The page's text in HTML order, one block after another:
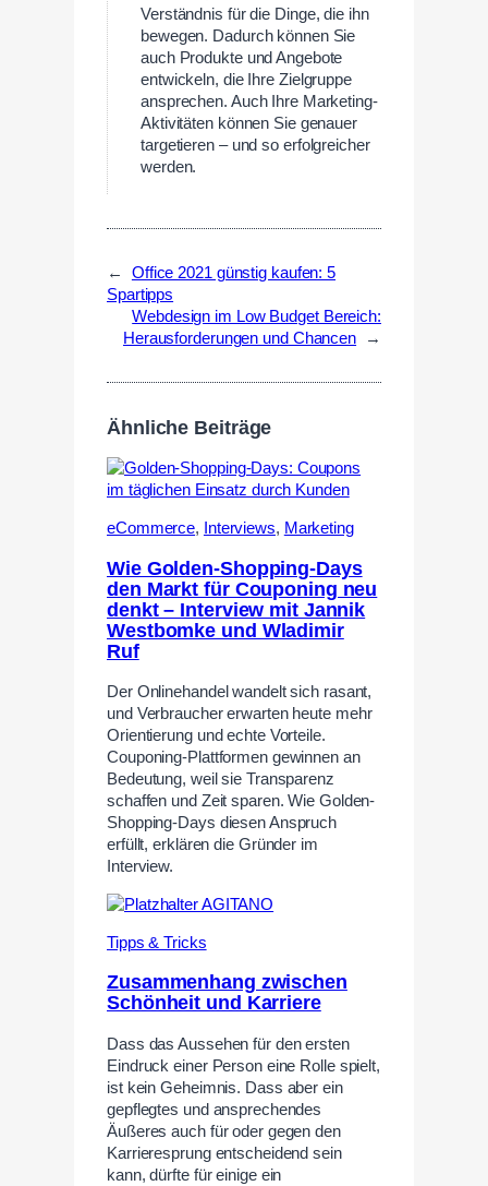
Verständnis für die Dinge, die ihn
bewegen. Dadurch können Sie
auch Produkte und Angebote
entwickeln, die Ihre Zielgruppe
ansprechen. Auch Ihre Marketing-
Aktivitäten können Sie genauer
targetieren – und so erfolgreicher
werden.
←
Office 2021 günstig kaufen: 5
Spartipps
Webdesign im Low Budget Bereich:
Herausforderungen und Chancen
→
Ähnliche Beiträge
eCommerce, Interviews, Marketing
Wie Golden-Shopping-Days
den Markt für Couponing neu
denkt – Interview mit Jannik
Westbomke und Wladimir
Ruf
Der Onlinehandel wandelt sich rasant,
und Verbraucher erwarten heute mehr
Orientierung und echte Vorteile.
Couponing-Plattformen gewinnen an
Bedeutung, weil sie Transparenz
schaffen und Zeit sparen. Wie Golden-
Shopping-Days diesen Anspruch
erfüllt, erklären die Gründer im
Interview.
Tipps & Tricks
Zusammenhang zwischen
Schönheit und Karriere
Dass das Aussehen für den ersten
Eindruck einer Person eine Rolle spielt,
ist kein Geheimnis. Dass aber ein
gepflegtes und ansprechendes
Äußeres auch für oder gegen den
Karrieresprung entscheidend sein
kann, dürfte für einige ein